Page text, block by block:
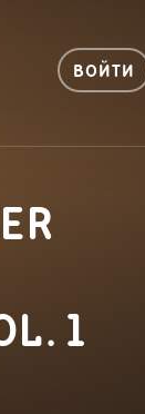
ВОЙТИ
1